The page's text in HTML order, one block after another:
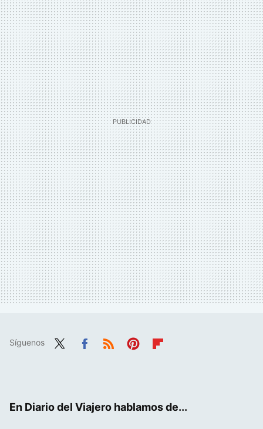
Síguenos
En Diario del Viajero hablamos de...